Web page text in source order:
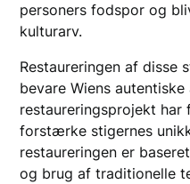
personers fodspor og
kulturarv.
Restaureringen af disse
bevare Wiens
restaureringsprojekt har
forstærke stigernes
restaureringen er
og brug af traditionelle